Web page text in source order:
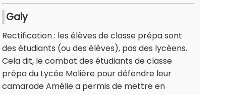
Galy
Rectification : les élèves de classe prépa sont
des étudiants (ou des élèves), pas des lycéens.
Cela dit, le combat des étudiants de classe
prépa du Lycée Molière pour défendre leur
camarade Amélie a permis de mettre en